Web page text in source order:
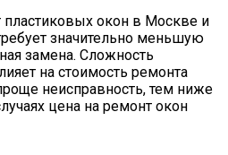
окон в Москве и
значительно меньшую
замена. Сложность
на стоимость ремонта
неисправность, тем ниже
цена на ремонт окон